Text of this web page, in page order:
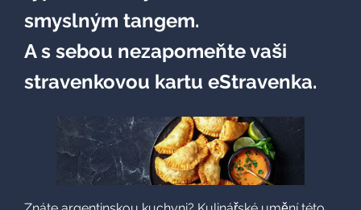
smyslným tangem.
A s sebou nezapomeňte vaši
stravenkovou kartu eStravenka.